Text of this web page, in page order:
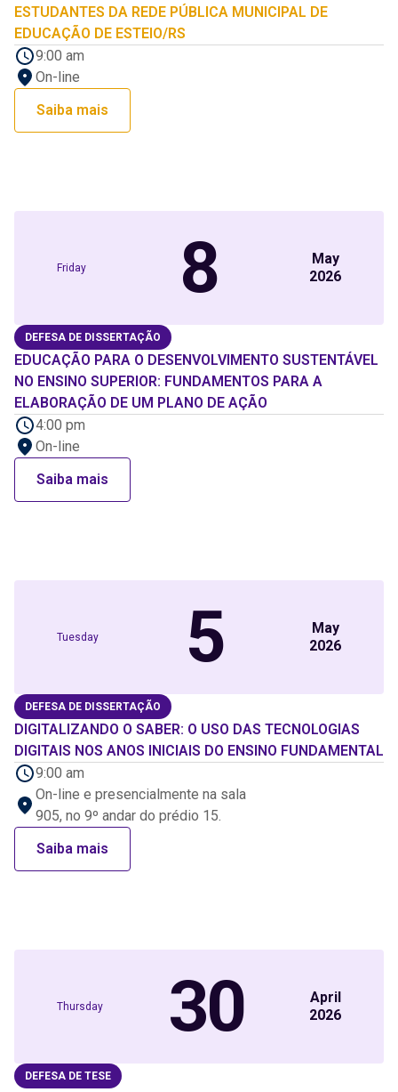
ESTUDANTES DA REDE PÚBLICA MUNICIPAL DE
EDUCAÇÃO DE ESTEIO/RS
9:00 am
On-line
Saiba mais
Friday 8
May
2026
DEFESA DE DISSERTAÇÃO
EDUCAÇÃO PARA O DESENVOLVIMENTO SUSTENTÁVEL
NO ENSINO SUPERIOR: FUNDAMENTOS PARA A
ELABORAÇÃO DE UM PLANO DE AÇÃO
4:00 pm
On-line
Saiba mais
Tuesday 5
May
2026
DEFESA DE DISSERTAÇÃO
DIGITALIZANDO O SABER: O USO DAS TECNOLOGIAS
DIGITAIS NOS ANOS INICIAIS DO ENSINO FUNDAMENTAL
9:00 am
On-line e presencialmente na sala
905, no 9º andar do prédio 15.
Saiba mais
Thursday 30
April
2026
DEFESA DE TESE